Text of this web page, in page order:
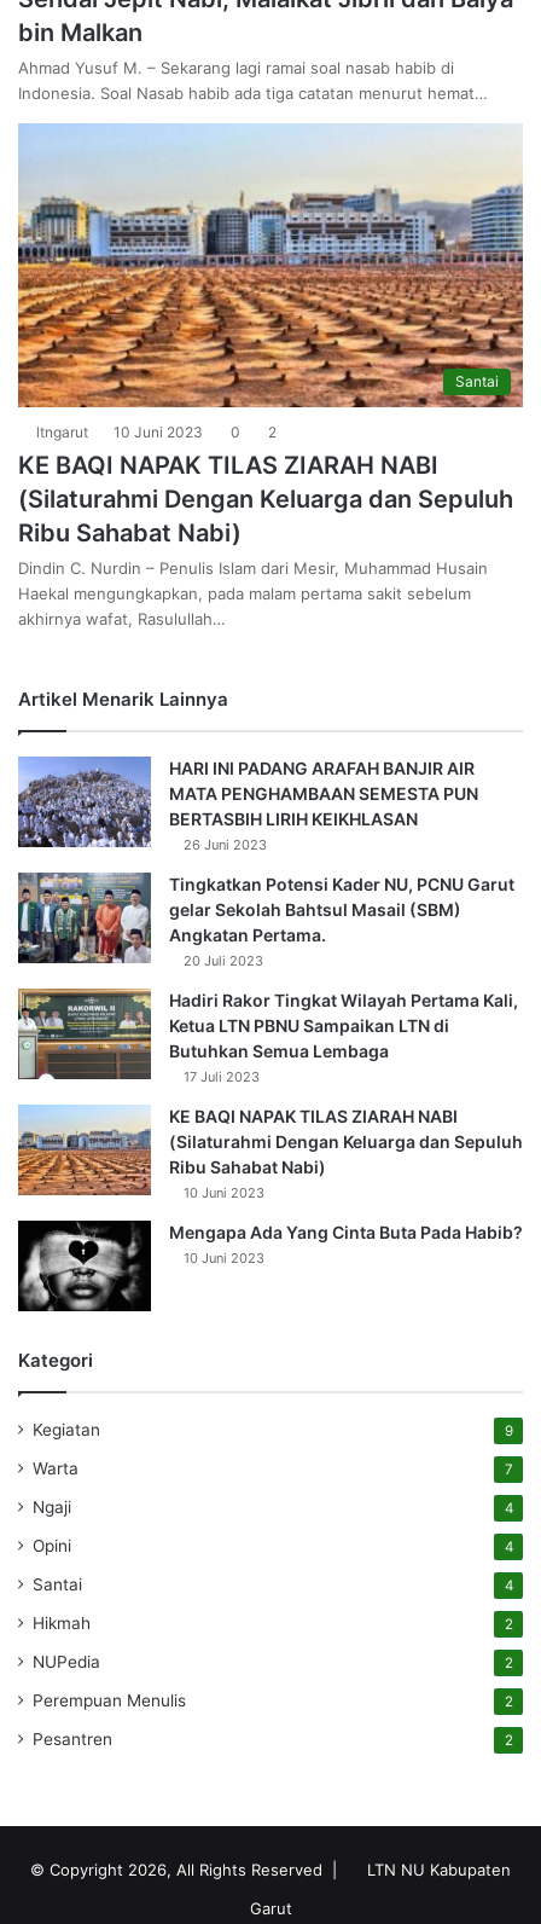
bin Malkan
Ahmad Yusuf M. – Sekarang lagi ramai soal nasab habib di
Indonesia. Soal Nasab habib ada tiga catatan menurut hemat…
Santai
ltngarut 10 Juni 2023 0 2
KE BAQI NAPAK TILAS ZIARAH NABI
(Silaturahmi Dengan Keluarga dan Sepuluh
Ribu Sahabat Nabi)
Dindin C. Nurdin – Penulis Islam dari Mesir, Muhammad Husain
Haekal mengungkapkan, pada malam pertama sakit sebelum
akhirnya wafat, Rasulullah…
Artikel Menarik Lainnya
HARI INI PADANG ARAFAH BANJIR AIR
MATA PENGHAMBAAN SEMESTA PUN
BERTASBIH LIRIH KEIKHLASAN
26 Juni 2023
Tingkatkan Potensi Kader NU, PCNU Garut
gelar Sekolah Bahtsul Masail (SBM)
Angkatan Pertama.
20 Juli 2023
Hadiri Rakor Tingkat Wilayah Pertama Kali,
Ketua LTN PBNU Sampaikan LTN di
Butuhkan Semua Lembaga
17 Juli 2023
KE BAQI NAPAK TILAS ZIARAH NABI
(Silaturahmi Dengan Keluarga dan Sepuluh
Ribu Sahabat Nabi)
10 Juni 2023
Mengapa Ada Yang Cinta Buta Pada Habib?
10 Juni 2023
Kategori
Kegiatan 9
Warta 7
Ngaji 4
Opini 4
Santai 4
Hikmah 2
NUPedia 2
Perempuan Menulis 2
Pesantren 2
© Copyright 2026, All Rights Reserved |
LTN NU Kabupaten
Garut